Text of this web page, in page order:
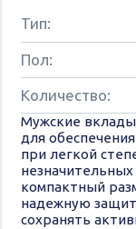
Тип:
Пол:
Количество:
Мужские
для
при легкой
компактный
надежную
сохранять